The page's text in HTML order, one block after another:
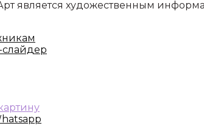
является художественным